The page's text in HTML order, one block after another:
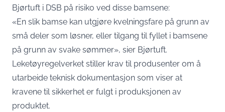
Bjørtuft i DSB på risiko ved disse bamsene:
«En slik bamse kan utgjøre kvelningsfare på grunn av
små deler som løsner, eller tilgang til fyllet i bamsene
på grunn av svake sømmer», sier Bjørtuft.
Leketøyregelverket stiller krav til produsenter om å
utarbeide teknisk dokumentasjon som viser at
kravene til sikkerhet er fulgt i produksjonen av
produktet.